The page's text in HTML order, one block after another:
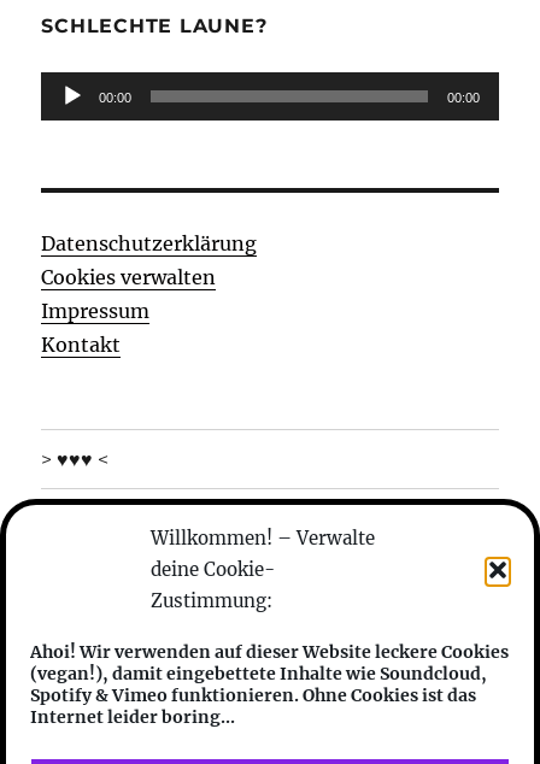
Willkommen! – Verwalte
deine Cookie-
Zustimmung:
Ahoi! Wir verwenden auf dieser Website leckere Cookies
(vegan!), damit eingebettete Inhalte wie Soundcloud,
Spotify & Vimeo funktionieren. Ohne Cookies ist das
Internet leider boring...
SCHLECHTE LAUNE?
Audio-
Player
00:00 00:00
Datenschutzerklärung
Cookies verwalten
Impressum
Kontakt
> ♥♥♥ <
wer sind die
features
friends